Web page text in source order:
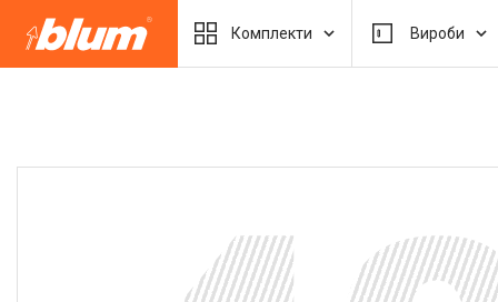
Комплекти Вироби